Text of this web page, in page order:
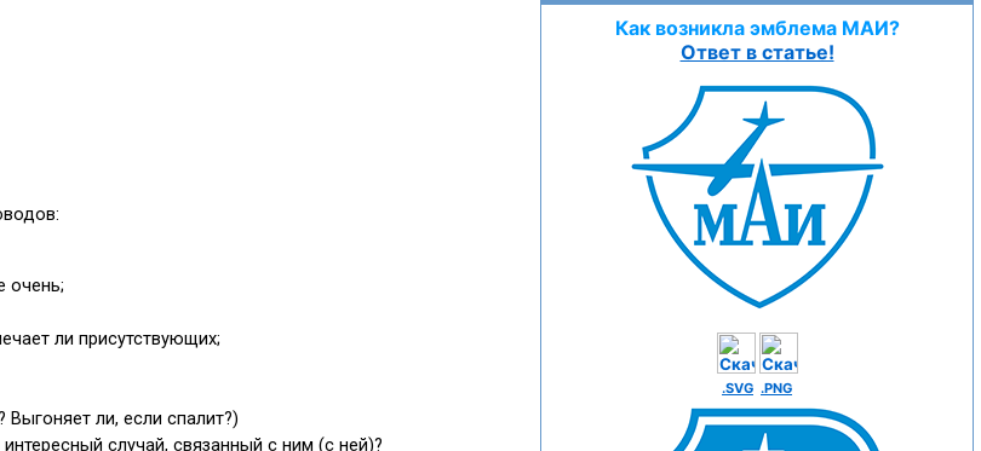
Как возникла эмблема МАИ?
Ответ в статье!
.SVG .PNG